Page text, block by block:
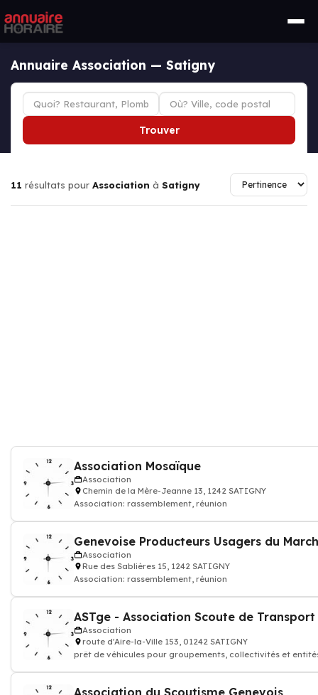
Annuaire Association — Satigny
Trouver
11 résultats pour Association à Satigny
Association Mosaïque
Association
Chemin de la Mère-Jeanne 13, 1242 SATIGNY
Association: rassemblement, réunion
Genevoise Producteurs Usagers du
Association
Rue des Sablières 15, 1242 SATIGNY
Association: rassemblement, réunion
ASTge - Association Scoute de
Association
route d'Aire-la-Ville 153, 01242 SATIGNY
prêt de véhicules pour groupements, collectivités et
Association du Scoutisme Genevois